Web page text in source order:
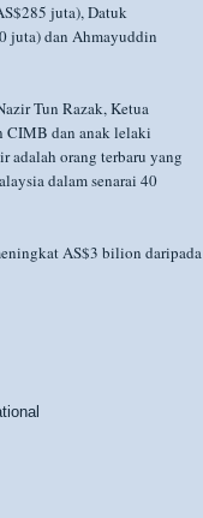
juta), Datuk
juta) dan Ahmayuddin
Tun Razak, Ketua
CIMB dan anak lelaki
adalah orang terbaru yang
dalam senarai 40
AS$3 bilion daripada